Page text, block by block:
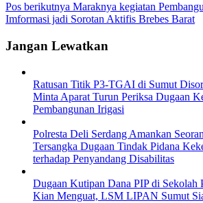
Pos berikutnya Maraknya kegiatan
Imformasi jadi Sorotan Aktifis Brebes Barat
Jangan Lewatkan
Ratusan Titik P3-TGAI di Sumut
Minta Aparat Turun Periksa Dugaan
Pembangunan Irigasi
Polresta Deli Serdang Amankan
Tersangka Dugaan Tindak Pidana
terhadap Penyandang Disabilitas
Dugaan Kutipan Dana PIP di Sekolah
Kian Menguat, LSM LIPAN Sumut